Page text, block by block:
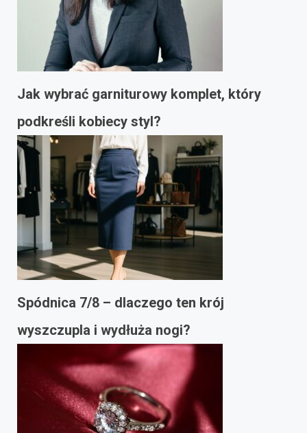
Jak wybrać garniturowy komplet, który
podkreśli kobiecy styl?
Spódnica 7/8 – dlaczego ten krój
wyszczupla i wydłuża nogi?